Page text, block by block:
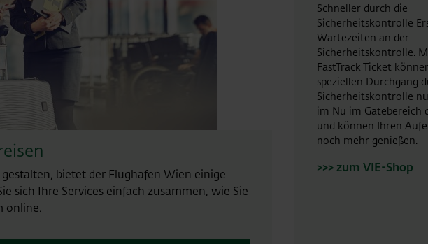
bietet der Flughafen Wien einige
sich Ihre Services einfach zusammen, wie Sie
online.
Schneller durch die
Sicherheitskontrolle
Wartezeiten an der
Sicherheitskontrolle.
FastTrack Ticket
speziellen Durchgang
Sicherheitskontrolle
im Nu im Gatebereich
und können Ihren
noch mehr genießen.
>>> zum VIE-Shop